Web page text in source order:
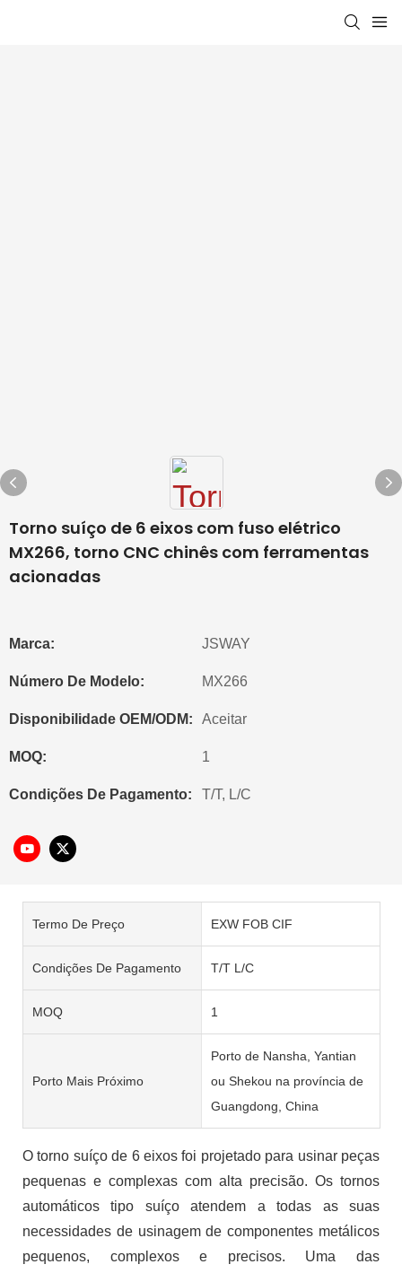
Torno suíço de 6 eixos com fuso elétrico
MX266, torno CNC chinês com ferramentas
acionadas
Marca: JSWAY
Número De Modelo: MX266
Disponibilidade OEM/ODM: Aceitar
MOQ: 1
Condições De Pagamento: T/T, L/C
Termo De Preço EXW FOB CIF
Condições De Pagamento T/T L/C
MOQ 1
Porto Mais Próximo
Porto de Nansha, Yantian
ou Shekou na província de
Guangdong, China
O torno suíço de 6 eixos foi projetado para usinar peças
pequenas e complexas com alta precisão. Os tornos
automáticos tipo suíço atendem a todas as suas
necessidades de usinagem de componentes metálicos
pequenos, complexos e precisos. Uma das